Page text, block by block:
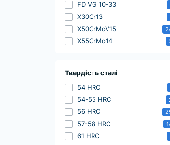
FD VG 10-33
X30Cr13
X50CrMoV15
X55CrMo14
Твердість сталі
54 HRC
54-55 HRC
56 HRC
57-58 HRC
61 HRC